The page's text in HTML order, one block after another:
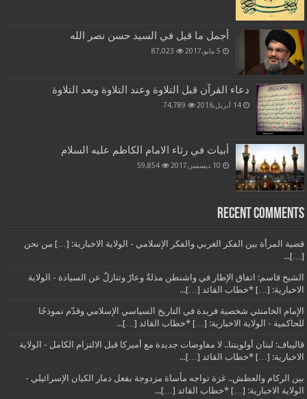
أجمل ما قيل في السيد حسن نصر الله
5 مايو,2017 87,023
دعاء القرآن قبل التلاوة وعند التلاوة وبعد التلاوة
14 أبريل,2016 74,789
أبيات في رثاء الامام الكاظم عليه السلام
10 ديسمبر,2017 59,854
Recent Comments
قضية المرأة بين الفكر الغربي والفكر الإسلامي - الولاية الاخبارية: […] من نحن
[…]...
الشيخ قاسم: اتفاق الإطار في واشنطن مذلةٌ وعارٌ وتنازلٌ عن السيادة - الولاية
الاخبارية: […] *خطاب القائد […]...
الإمام الخامنئي شخصية فريدة في التاريخ السياسي الإسلامي وقدّم نموذجًا
للحاكمية - الولاية الاخبارية: […] *خطاب القائد […]...
قاليباف: لبنان أولويتنا.. لا مفاوضات جديدة مع أميركا قبل الالتزام الكامل - الولاية
الاخبارية: […] *خطاب القائد […]...
بين الركام والعطش.. غزة تواجه مأساة مزدوجة بفعل دمار الكيان الإسرائيلي -
الولاية الاخبارية: […] *خطاب القائد […]...